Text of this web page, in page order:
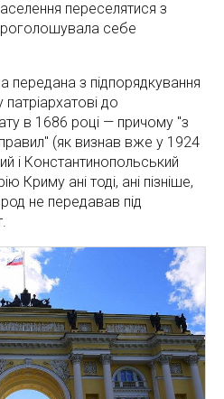
переселятися з
себе
передана з підпорядкування
до
в 1686 році — причому "з
(як визнав вже у 1924
і Константинопольський
Криму ані тоді, ані пізніше,
не передавав під